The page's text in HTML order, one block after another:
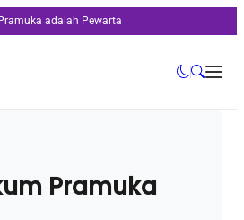
adalah Pewarta
Pramuka